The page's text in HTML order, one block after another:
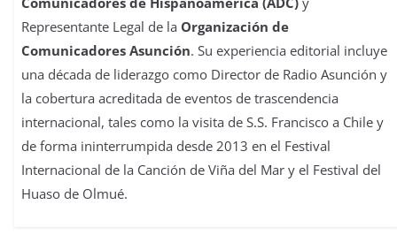
Representante Legal de la Organización de
Comunicadores Asunción. Su experiencia editorial incluye
una década de liderazgo como Director de Radio Asunción y
la cobertura acreditada de eventos de trascendencia
internacional, tales como la visita de S.S. Francisco a Chile y
de forma ininterrumpida desde 2013 en el Festival
Internacional de la Canción de Viña del Mar y el Festival del
Huaso de Olmué.